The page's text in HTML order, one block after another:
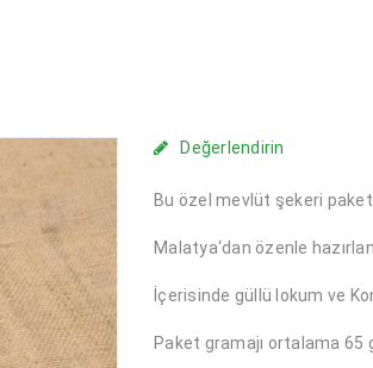
Değerlendirin
Bu özel mevlüt şekeri
Malatya‘dan özenle
İçerisinde güllü lokum ve
Paket gramajı ortalama 65